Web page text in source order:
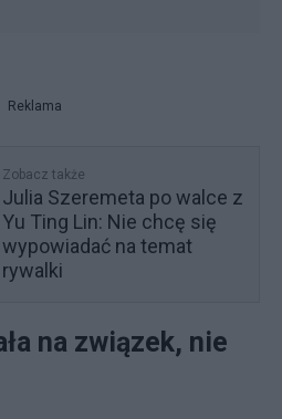
Reklama
Zobacz także
Julia Szeremeta po walce z
Yu Ting Lin: Nie chcę się
wypowiadać na temat
rywalki
na związek, nie